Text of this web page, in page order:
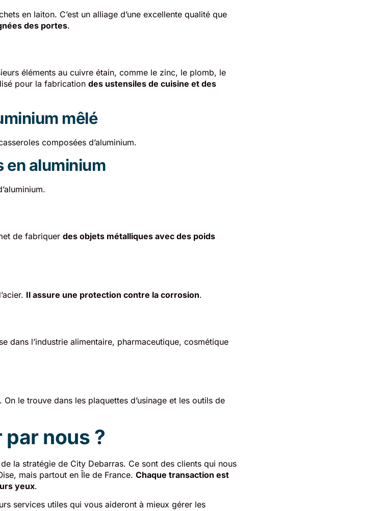
en laiton. C’est un alliage d’une excellente qualité que
des portes.
éléments au cuivre étain, comme le zinc, le plomb, le
pour la fabrication des ustensiles de cuisine et des
mêlé
composées d’aluminium.
en aluminium
de fabriquer des objets métalliques avec des poids
Il assure une protection contre la corrosion.
dans l’industrie alimentaire, pharmaceutique, cosmétique
le trouve dans les plaquettes d’usinage et les outils de
nous ?
la stratégie de City Debarras. Ce sont des clients qui nous
mais partout en Île de France. Chaque transaction est
yeux.
services utiles qui vous aideront à mieux gérer les